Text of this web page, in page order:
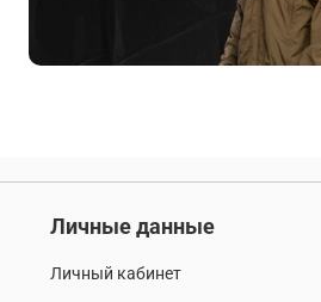
Личные данные
Личный кабинет